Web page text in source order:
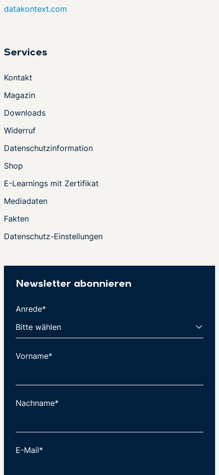
datakontext.com
Services
Kontakt
Magazin
Downloads
Widerruf
Datenschutzinformation
Shop
E-Learnings mit Zertifikat
Mediadaten
Fakten
Datenschutz-Einstellungen
Newsletter abonnieren
Anrede*
Vorname*
Nachname*
E-Mail*